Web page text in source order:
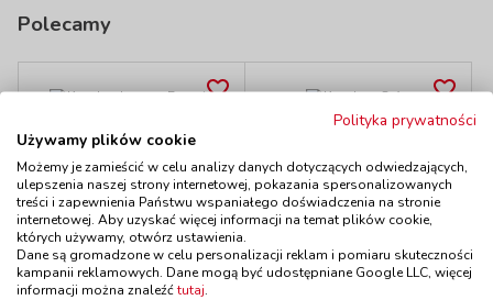
Polecamy
Emocje
kod: EDF200601
Dostępnośćdo 7 dni
219,00 zł z VAT
Do koszyka
Kostka - Cyfry
Dostępnośćdo 7 dni
175,00 zł z VAT
Polityka prywatności
Używamy plików cookie
Możemy je zamieścić w celu analizy danych dotyczących odwiedzających,
ulepszenia naszej strony internetowej, pokazania spersonalizowanych
treści i zapewnienia Państwu wspaniałego doświadczenia na stronie
internetowej. Aby uzyskać więcej informacji na temat plików cookie,
których używamy, otwórz ustawienia.
Dane są gromadzone w celu personalizacji reklam i pomiaru skuteczności
kampanii reklamowych. Dane mogą być udostępniane Google LLC, więcej
informacji można znaleźćtutaj.